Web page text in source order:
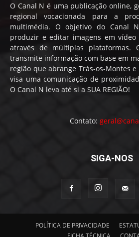
O Canal N é uma publicação online,
regional vocacionada para a
multimédia. O objetivo do Canal
produzir e editar imagens em vídeo
através de múltiplas plataformas.
transmite informação com base em
região que abrange Trás-os-Montes
visa uma comunicação de
O Canal N leva até si a SUA REGIÃO!
Contato:
SIGA-NOS
POLÍTICA DE PRIVACIDADE